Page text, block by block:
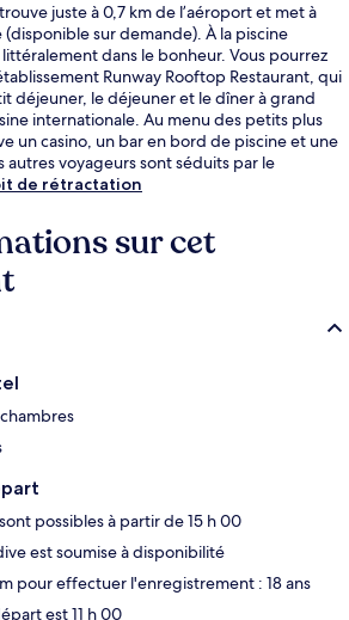
juste à 0,7 km de l’aéroport et met à
sur demande). À la piscine
dans le bonheur. Vous pourrez
Runway Rooftop Restaurant, qui
déjeuner, le déjeuner et le dîner à grand
internationale. Au menu des petits plus
un casino, un bar en bord de piscine et une
autres voyageurs sont séduits par le
présentation générale.
de rétractation
sur cet
possibles à partir de 15 h 00
est soumise à disponibilité
pour effectuer l'enregistrement : 18 ans
est 11 h 00